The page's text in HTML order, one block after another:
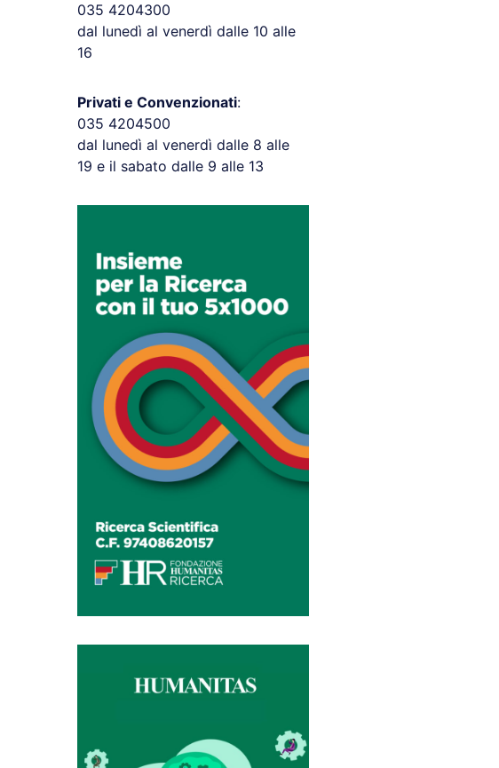
035 4204300
dal lunedì al venerdì dalle 10 alle
16
Privati e Convenzionati:
035 4204500
dal lunedì al venerdì dalle 8 alle
19 e il sabato dalle 9 alle 13